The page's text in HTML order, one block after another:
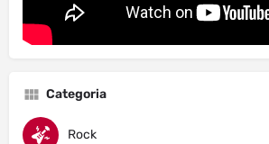
Categoria
Rock